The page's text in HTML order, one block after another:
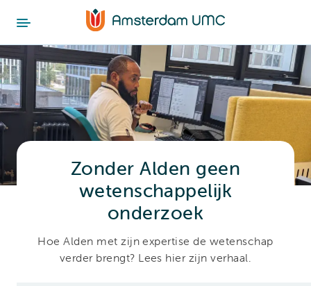
Zonder Alden geen
wetenschappelijk
onderzoek
Hoe Alden met zijn expertise de wetenschap
verder brengt? Lees hier zijn verhaal.